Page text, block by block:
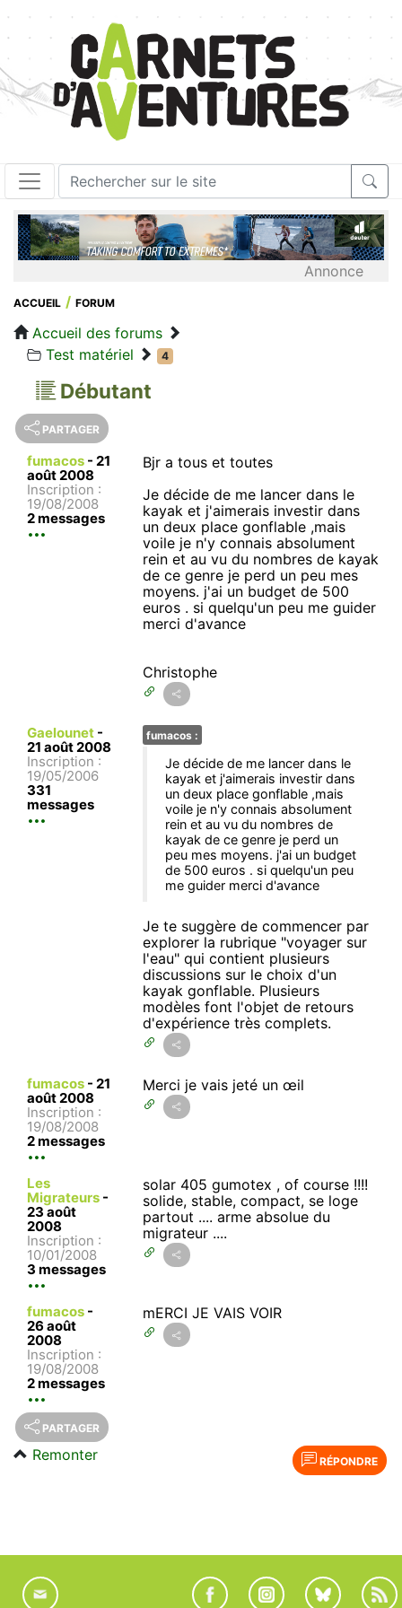
Annonce
ACCUEIL FORUM
Accueil des forums
Test matériel
4
Débutant
PARTAGER
fumacos - 21
août 2008
Inscription :
19/08/2008
2 messages
Bjr a tous et toutes
Je décide de me lancer dans le
kayak et j'aimerais investir dans
un deux place gonflable ,mais
voile je n'y connais absolument
rein et au vu du nombres de kayak
de ce genre je perd un peu mes
moyens. j'ai un budget de 500
euros . si quelqu'un peu me guider
merci d'avance
Christophe
Gaelounet -
21 août 2008
Inscription :
19/05/2006
331
messages
fumacos :
Je décide de me lancer dans le
kayak et j'aimerais investir dans
un deux place gonflable ,mais
voile je n'y connais absolument
rein et au vu du nombres de
kayak de ce genre je perd un
peu mes moyens. j'ai un budget
de 500 euros . si quelqu'un peu
me guider merci d'avance
Je te suggère de commencer par
explorer la rubrique "voyager sur
l'eau" qui contient plusieurs
discussions sur le choix d'un
kayak gonflable. Plusieurs
modèles font l'objet de retours
d'expérience très complets.
fumacos - 21
août 2008
Inscription :
19/08/2008
2 messages
Merci je vais jeté un œil
Les
Migrateurs -
23 août
2008
Inscription :
10/01/2008
3 messages
solar 405 gumotex , of course !!!!
solide, stable, compact, se loge
partout .... arme absolue du
migrateur ....
fumacos -
26 août
2008
Inscription :
19/08/2008
2 messages
mERCI JE VAIS VOIR
PARTAGER
RÉPONDRE
Remonter